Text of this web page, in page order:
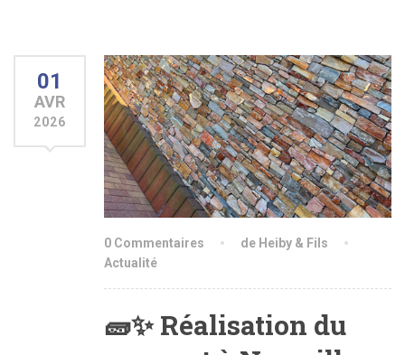
01
AVR
2026
0 Commentaires
de Heiby & Fils
Actualité
🧱✨ Réalisation du